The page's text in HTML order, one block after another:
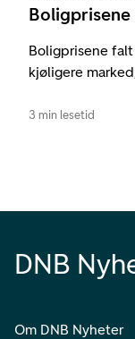
Boligprisene
kjøligere
3 min lesetid
DNB
Om DNB Nyheter